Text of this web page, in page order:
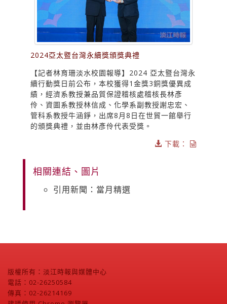
2024亞太暨台灣永續獎頒獎典禮
【記者林育珊淡水校園報導】2024 亞太暨台灣永
續行動獎日前公布，本校獲得1金獎3銅獎優異成
績，經濟系教授兼品質保證稽核處稽核長林彥
伶、資圖系教授林信成、化學系副教授謝忠宏、
管科系教授牛涵錚，出席8月8日在世貿一館舉行
的頒獎典禮，並由林彥伶代表受獎。
下載：
相關連結、圖片
引用新聞：當月精選
版權所有：淡江時報與媒體中心
電話：02-26250584
傳真：02-26214169